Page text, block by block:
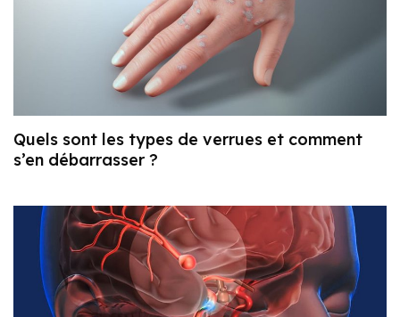
Quels sont les types de verrues et comment
s’en débarrasser ?